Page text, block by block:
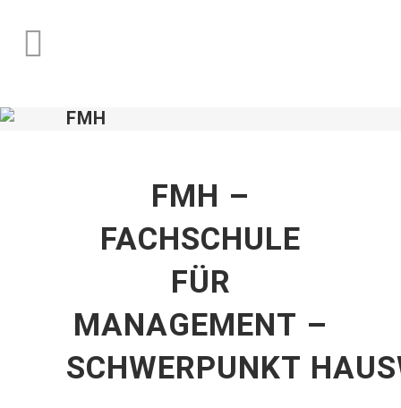
FMH
FMH –
FACHSCHULE
FÜR
MANAGEMENT –
SCHWERPUNKT